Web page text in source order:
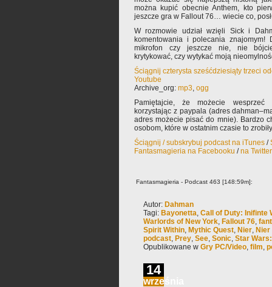
można kupić obecnie Anthem, kto
jeszcze gra w Fallout 76… wiecie co,
W rozmowie udział wzięli Sick i
komentowania i polecania znajomym!
mikrofon czy jeszcze nie, nie
krytykować, czy wytykać moją
Ściągnij czterysta sześćdziesiąty trzeci
Youtube
Archive_org: mp3, ogg
Pamiętajcie, że możecie wesprzeć
korzystając z paypala (adres
adres możecie pisać do mnie). Bardzo
osobom, które w ostatnim czasie to
Ściągnij / subskrybuj podcast na iTunes /
Fantasmagieria na Facebooku /na
Fantasmagieria - Podcast 463 [148:59m]:
Autor: Dahman
Tagi: Bayonetta, Call of Duty: Inifinte
Warlords of New York, Fallout 76,
Spirit Within, Mythic Quest, Nier,
podcast, Prey, See, Sonic, Star
Opublikowane w Gry PC/Video, film,
14
września